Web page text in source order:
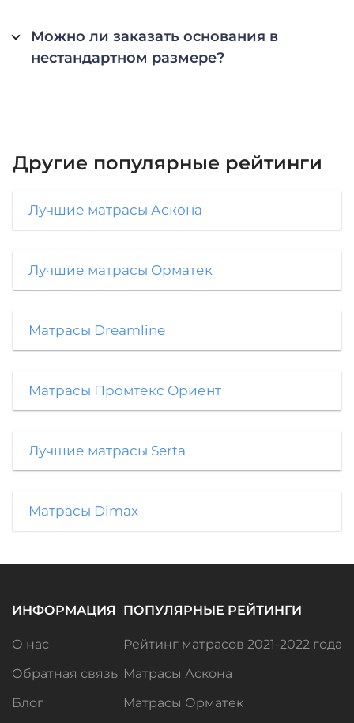
Можно ли заказать основания в
нестандартном размере?
Другие популярные рейтинги
Лучшие матрасы Аскона
Лучшие матрасы Орматек
Матрасы Dreamline
Матрасы Промтекс Ориент
Лучшие матрасы Serta
Матрасы Dimax
ИНФОРМАЦИЯ
О нас
Обратная связь
Блог
ПОПУЛЯРНЫЕ РЕЙТИНГИ
Рейтинг матрасов 2021-2022 года
Матрасы Аскона
Матрасы Орматек